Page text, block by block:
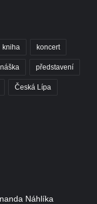
kniha koncert
představení
Česká Lípa
Náhlíka